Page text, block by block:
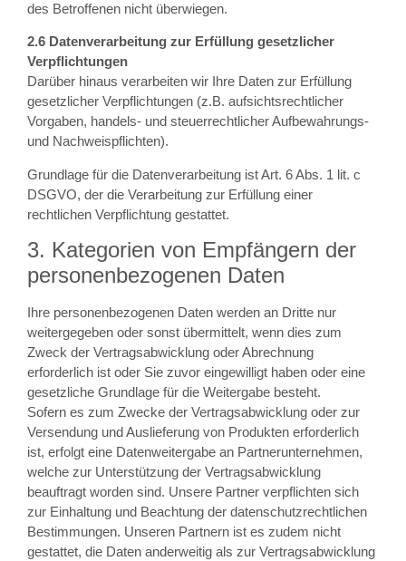
des Betroffenen nicht überwiegen.
2.6 Datenverarbeitung zur Erfüllung gesetzlicher
Verpflichtungen
Darüber hinaus verarbeiten wir Ihre Daten zur Erfüllung
gesetzlicher Verpflichtungen (z.B. aufsichtsrechtlicher
Vorgaben, handels- und steuerrechtlicher Aufbewahrungs-
und Nachweispflichten).
Grundlage für die Datenverarbeitung ist Art. 6 Abs. 1 lit. c
DSGVO, der die Verarbeitung zur Erfüllung einer
rechtlichen Verpflichtung gestattet.
3. Kategorien von Empfängern der
personenbezogenen Daten
Ihre personenbezogenen Daten werden an Dritte nur
weitergegeben oder sonst übermittelt, wenn dies zum
Zweck der Vertragsabwicklung oder Abrechnung
erforderlich ist oder Sie zuvor eingewilligt haben oder eine
gesetzliche Grundlage für die Weitergabe besteht.
Sofern es zum Zwecke der Vertragsabwicklung oder zur
Versendung und Auslieferung von Produkten erforderlich
ist, erfolgt eine Datenweitergabe an Partnerunternehmen,
welche zur Unterstützung der Vertragsabwicklung
beauftragt worden sind. Unsere Partner verpflichten sich
zur Einhaltung und Beachtung der datenschutzrechtlichen
Bestimmungen. Unseren Partnern ist es zudem nicht
gestattet, die Daten anderweitig als zur Vertragsabwicklung